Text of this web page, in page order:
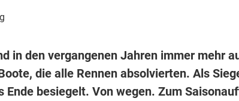
in den vergangenen Jahren immer mehr
die alle Rennen absolvierten. Als
Ende besiegelt. Von wegen. Zum